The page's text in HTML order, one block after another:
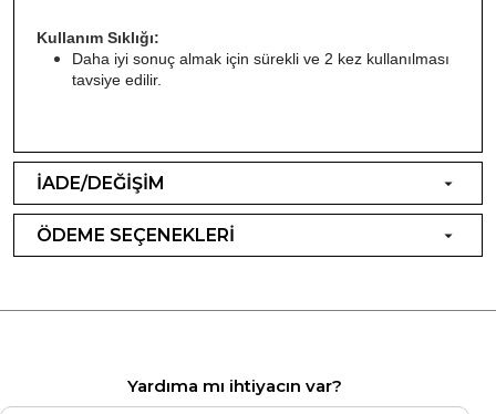
Kullanım Sıklığı:
Daha iyi sonuç almak için sürekli ve 2 kez kullanılması
tavsiye edilir.
İADE/DEĞİŞİM
ÖDEME SEÇENEKLERİ
Yardıma mı ihtiyacın var?